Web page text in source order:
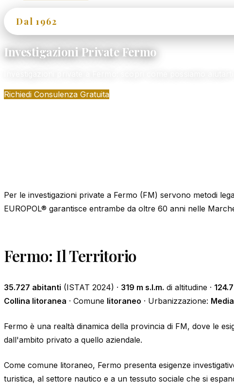
Dal 1962
Investigazioni Private Fermo
Richiedi Consulenza Gratuita
Per le investigazioni private a Fermo (FM) servono metodi
EUROPOL® garantisce entrambe da oltre 60 anni nelle
Fermo: Il Territorio
35.727 abitanti (ISTAT 2024) · 319 m s.l.m. di altitudine ·
Collina litoranea · Comune litoraneo · Urbanizzazione:
Fermo è una realtà dinamica della provincia di FM, dove le
dall'ambito privato a quello aziendale.
Come comune litoraneo, Fermo presenta esigenze
turistica, al settore nautico e a un tessuto sociale che si